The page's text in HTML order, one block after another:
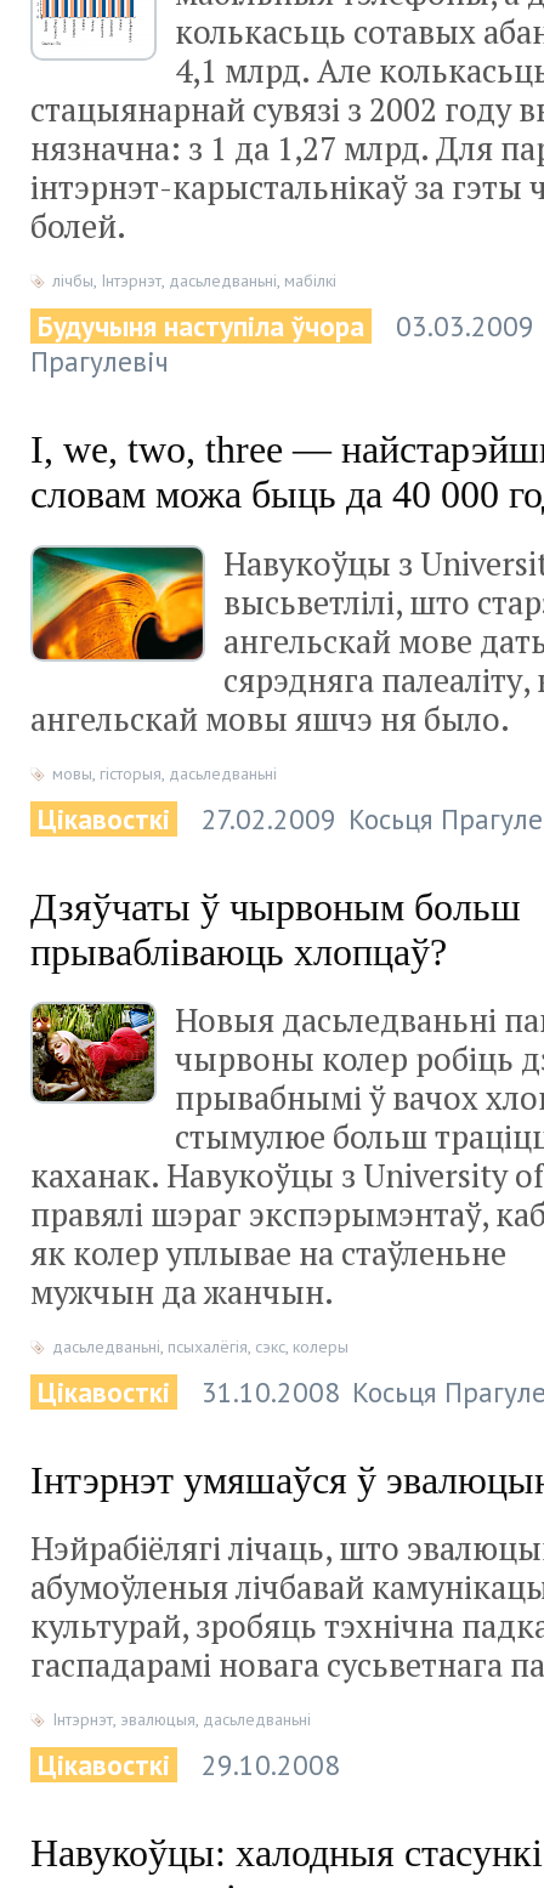
колькасьць сотавых
4,1 млрд. Але
стацыянарнай сувязі з 2002 году
нязначна: з 1 да 1,27 млрд. Для
інтэрнэт-карыстальнікаў за гэты
болей.
лічбы, Інтэрнэт, дасьледваньні, мабілкі
Будучыня наступіла ўчора
03.03.2009
Прагулевіч
I, we, two, three —
словам можа быць да 40 000
Навукоўцы з
высьветлілі, што
ангельскай мове
сярэдняга палеаліту,
ангельскай мовы яшчэ ня было.
мовы гісторыя дасьледваньні
Цікавосткі 27.02.2009 Косьця
Дзяўчаты ў чырвоным больш
прывабліваюць хлопцаў?
Новыя дасьледваньні
чырвоны колер робіць
прывабнымі ў вачох
стымулюе больш
каханак. Навукоўцы з University
правялі шэраг экспэрымэнтаў,
як колер уплывае на стаўленьне
мужчын да жанчын.
дасьледваньні, псыхалёгія, сэкс, колеры
Цікавосткі 31.10.2008 Косьця
Інтэрнэт умяшаўся ў
Нэйрабіёлягі лічаць, што
абумоўленыя лічбавай
культурай, зробяць тэхнічна
гаспадарамі новага сусьветнага
Інтэрнэт, эвалюцыя, дасьледваньні
Цікавосткі 29.10.2008
Навукоўцы: халодныя